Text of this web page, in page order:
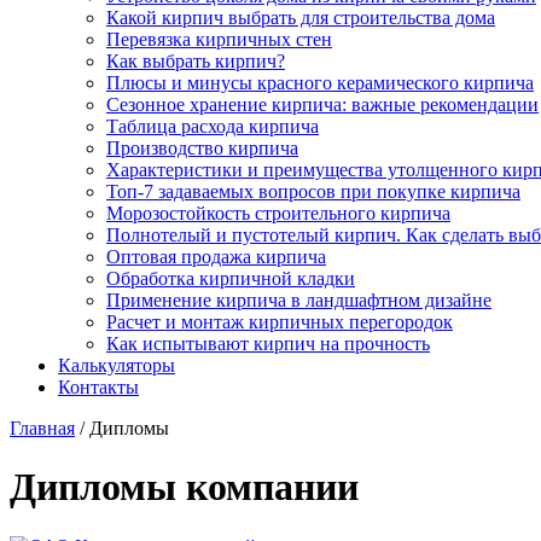
Какой кирпич выбрать для строительства дома
Перевязка кирпичных стен
Как выбрать кирпич?
Плюсы и минусы красного керамического кирпича
Сезонное хранение кирпича: важные рекомендации
Таблица расхода кирпича
Производство кирпича
Характеристики и преимущества утолщенного
Топ-7 задаваемых вопросов при покупке кирпича
Морозостойкость строительного кирпича
Полнотелый и пустотелый кирпич. Как сделать
Оптовая продажа кирпича
Обработка кирпичной кладки
Применение кирпича в ландшафтном дизайне
Расчет и монтаж кирпичных перегородок
Как испытывают кирпич на прочность
Калькуляторы
Контакты
Главная / Дипломы
Дипломы компании